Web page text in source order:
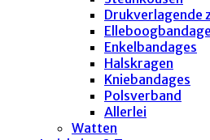
Drukverlagende
Enkelbandages
Halskragen
Kniebandages
Polsverband
Allerlei
Watten